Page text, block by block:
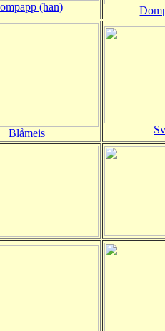
(han)
Blåmeis